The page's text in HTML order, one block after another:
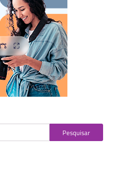
Pesquisar